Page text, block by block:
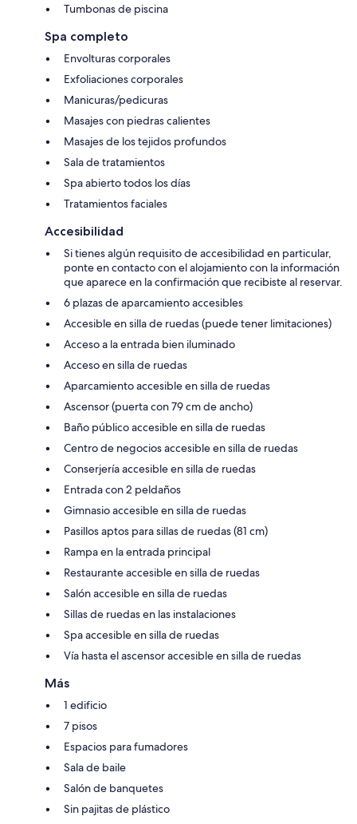
Tumbonas de piscina
Spa completo
Envolturas corporales
Exfoliaciones corporales
Manicuras/pedicuras
Masajes con piedras calientes
Masajes de los tejidos profundos
Sala de tratamientos
Spa abierto todos los días
Tratamientos faciales
Accesibilidad
Si tienes algún requisito de accesibilidad en particular,
ponte en contacto con el alojamiento con la información
que aparece en la confirmación que recibiste al reservar.
6 plazas de aparcamiento accesibles
Accesible en silla de ruedas (puede tener limitaciones)
Acceso a la entrada bien iluminado
Acceso en silla de ruedas
Aparcamiento accesible en silla de ruedas
Ascensor (puerta con 79 cm de ancho)
Baño público accesible en silla de ruedas
Centro de negocios accesible en silla de ruedas
Conserjería accesible en silla de ruedas
Entrada con 2 peldaños
Gimnasio accesible en silla de ruedas
Pasillos aptos para sillas de ruedas (81 cm)
Rampa en la entrada principal
Restaurante accesible en silla de ruedas
Salón accesible en silla de ruedas
Sillas de ruedas en las instalaciones
Spa accesible en silla de ruedas
Vía hasta el ascensor accesible en silla de ruedas
Más
1 edificio
7 pisos
Espacios para fumadores
Sala de baile
Salón de banquetes
Sin pajitas de plástico